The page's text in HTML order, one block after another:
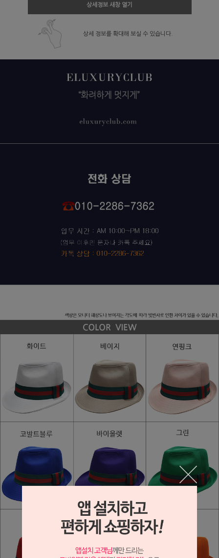
상세정보 새창 열기
상세 정보를 확대해 보실 수 있습니다.